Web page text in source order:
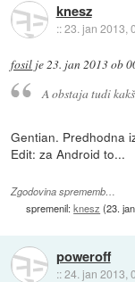
knesz
::23. jan 2013,
fosil je23. jan 2013 ob
A obstaja tudi
Gentian. Predhodna
Edit: za Android to...
Zgodovina sprememb…
spremenil:knesz (23.
poweroff
::24. jan 2013,